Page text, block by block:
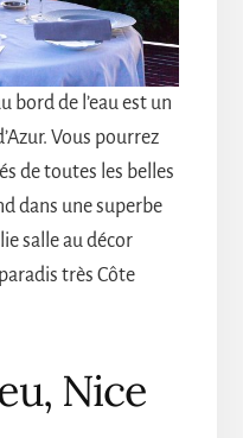
bord de l’eau est un
Vous pourrez
de toutes les belles
dans une superbe
salle au décor
très Côte
Nice